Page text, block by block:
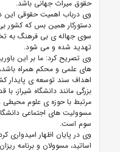
حقوق میراث جهانی باشد.
وی درباب اهمیت حقوقی این
دستورکار همین بس که کشور
سوی جهاله ی بی فرهنگ به
تهدید شده و می شود.
وی تصریح کرد: ما بر این
های علمی و محکم همراه
اهداف سند توسعه ی پایدار
مرتبط با حوزه ی علوم
مسوولیت های اجتماعی
سوم است.
وی در پایان اظهار
اساتید، مسوولان و برنامه